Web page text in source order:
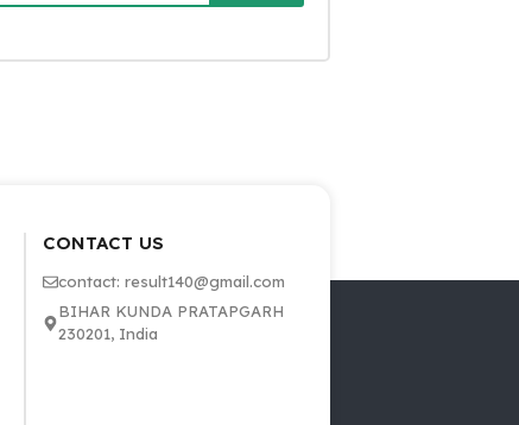
CONTACT US
contact: result140@gmail.com
BIHAR KUNDA PRATAPGARH
230201, India